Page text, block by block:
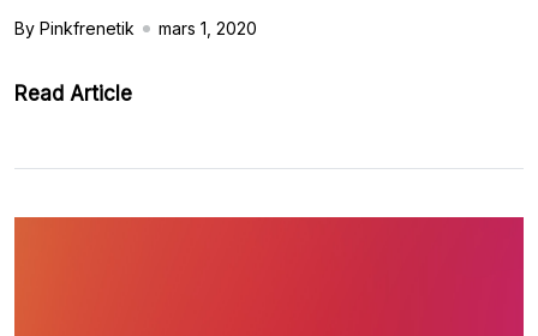
By Pinkfrenetik mars 1, 2020
Read Article